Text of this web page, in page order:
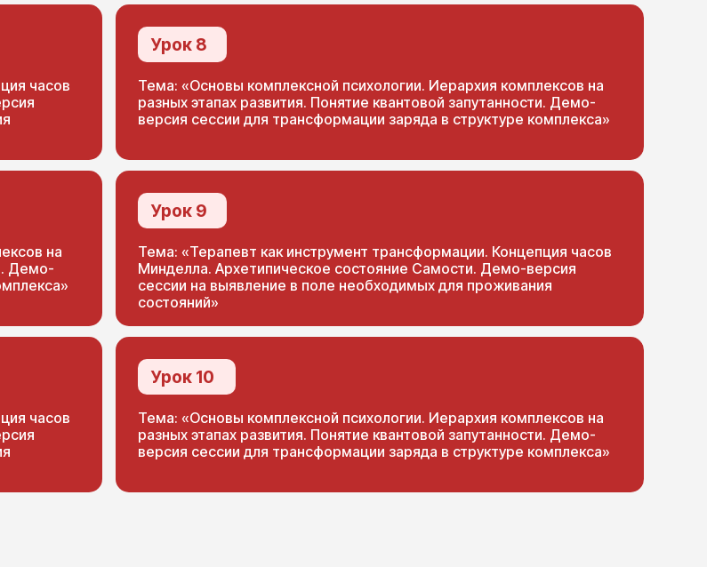
часов
часов
на
Демо-
Тема: «Основы комплексной психологии. Иерархия комплексов на
разных этапах развития. Понятие квантовой запутанности. Демо-
версия сессии для трансформации заряда в структуре комплекса»
Урок 8
Тема: «Терапевт как инструмент трансформации. Концепция часов
Минделла. Архетипическое состояние Самости. Демо-версия
сессии на выявление в поле необходимых для проживания
состояний»
Урок 9
Тема: «Основы комплексной психологии. Иерархия комплексов на
разных этапах развития. Понятие квантовой запутанности. Демо-
версия сессии для трансформации заряда в структуре комплекса»
Урок 10
АННА ЧЕРНИГОВА
Купить модуль